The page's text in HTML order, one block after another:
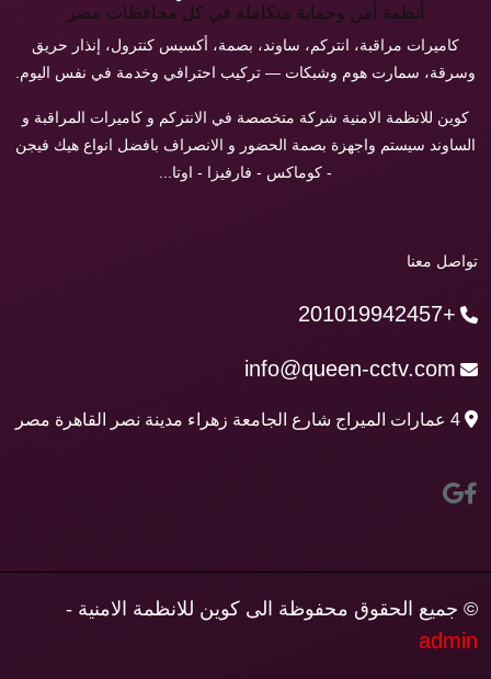
أنظمة أمن وحماية متكاملة في كل محافظات مصر
كاميرات مراقبة، انتركم، ساوند، بصمة، أكسيس كنترول، إنذار حريق
وسرقة، سمارت هوم وشبكات — تركيب احترافي وخدمة في نفس اليوم.
كوين للانظمة الامنية شركة متخصصة في الانتركم و كاميرات المراقبة و
الساوند سيستم واجهزة بصمة الحضور و الانصراف بافضل انواع هيك فيجن
- كوماكس - فارفيزا - اوتا...
تواصل معنا
+201019942457
info@queen-cctv.com
4 عمارات الميراج شارع الجامعة زهراء مدينة نصر القاهرة مصر
© جميع الحقوق محفوظة الى كوين للانظمة الامنية -
admin